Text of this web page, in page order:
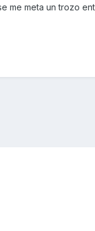
me meta un trozo